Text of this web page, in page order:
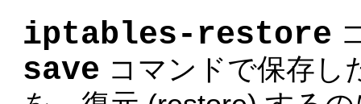
iptables-restore
save コマンドで保存し